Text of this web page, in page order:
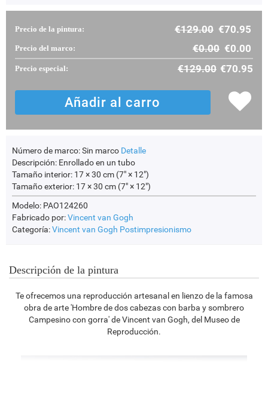
Precio de la pintura: €129.00 €70.95
Precio del marco: €0.00 €0.00
Precio especial: €129.00 €70.95
Número de marco:Sin marco Detalle
Descripción: Enrollado en un tubo
Tamaño interior: 17 × 30 cm (7" × 12")
Tamaño exterior: 17 × 30 cm (7" × 12")
Modelo: PAO124260
Fabricado por:Vincent van Gogh
Categoría:Vincent van Gogh Postimpresionismo
Descripción de la pintura
Te ofrecemos una reproducción artesanal en lienzo de la famosa
obra de arte 'Hombre de dos cabezas con barba y sombrero
Campesino con gorra' de Vincent van Gogh, del Museo de
Reproducción.